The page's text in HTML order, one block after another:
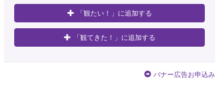
「観たい！」に追加する
「観てきた！」に追加する
バナー広告お申込み